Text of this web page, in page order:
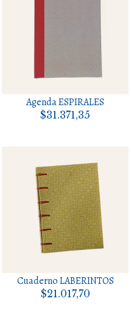
Agenda ESPIRALES
$31.371,35
Cuaderno LABERINTOS
$21.017,70